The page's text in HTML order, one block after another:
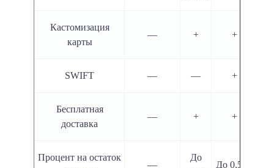
Кастомизация
карты
— + +
SWIFT — — +
Бесплатная
доставка
— + +
Процент на остаток
—
До
До 0,5 %